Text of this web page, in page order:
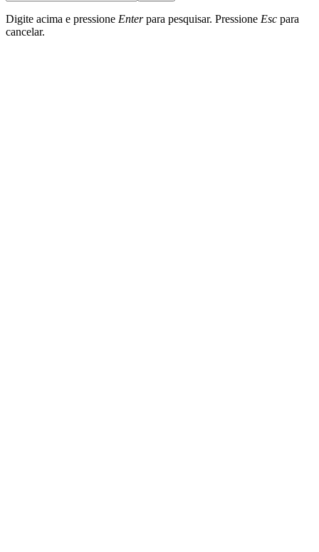
Digite acima e pressione Enterpara pesquisar. Pressione Esc para
cancelar.